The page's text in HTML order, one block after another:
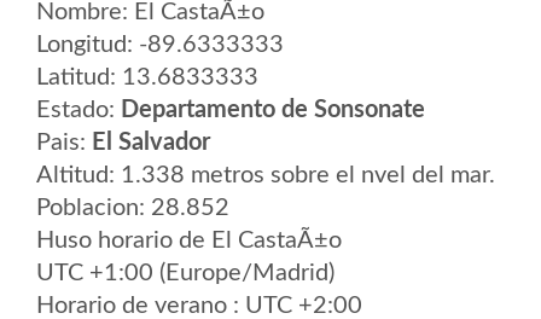
Nombre: El CastaÃ±o
Longitud: -89.6333333
Latitud: 13.6833333
Estado: Departamento de Sonsonate
Pais: El Salvador
Altitud: 1.338 metros sobre el nvel del mar.
Poblacion: 28.852
Huso horario de El CastaÃ±o
UTC +1:00 (Europe/Madrid)
Horario de verano : UTC +2:00